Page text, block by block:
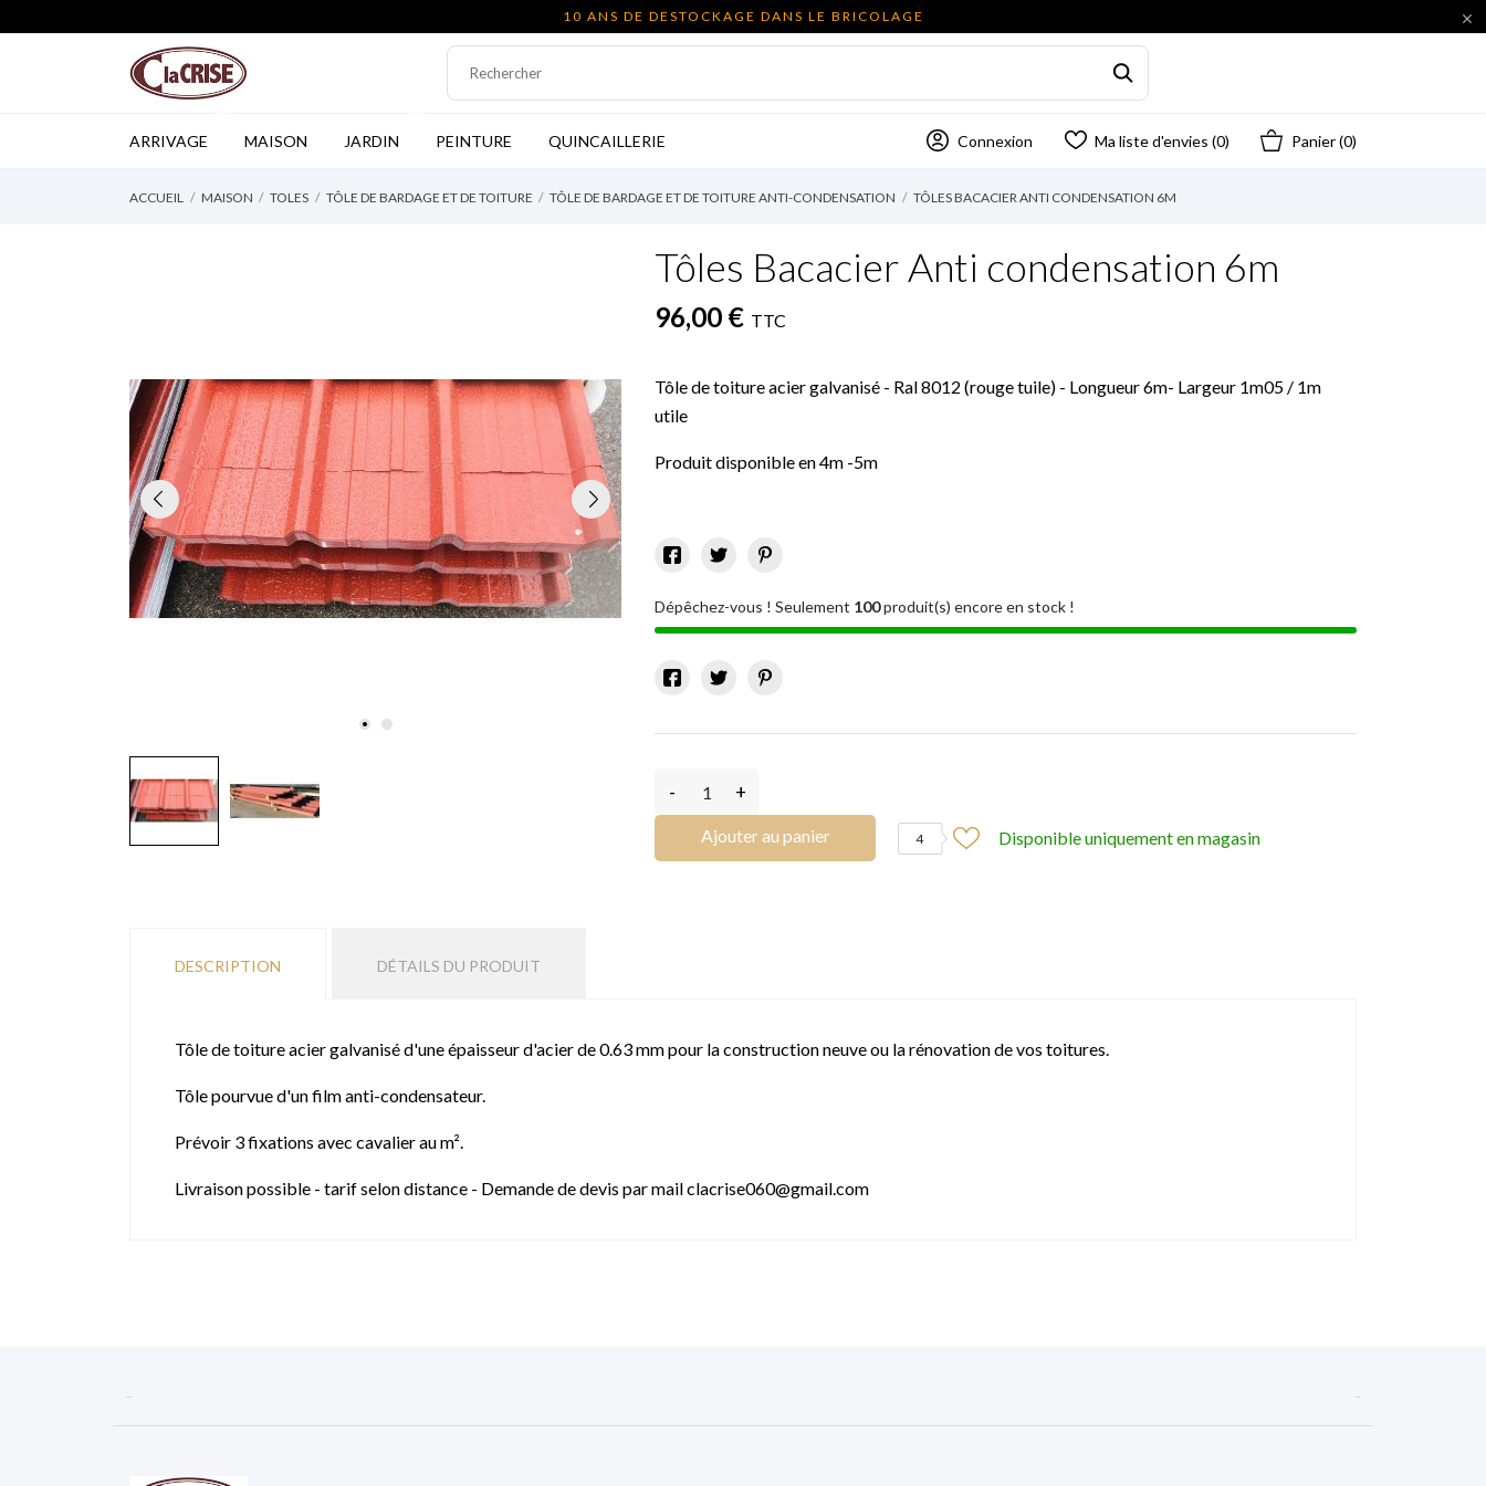
10 ANS DE DESTOCKAGE DANS LE BRICOLAGE 
ARRIVAGE MAISON JARDIN PEINTURE QUINCAILLERIE Connexion Ma liste d'envies (0) Panier(0)
ACCUEIL MAISON TOLES TÔLE DE BARDAGE ET DE TOITURE TÔLE DE BARDAGE ET DE TOITURE ANTI-CONDENSATION TÔLES BACACIER ANTI CONDENSATION 6M
Tôles Bacacier Anti condensation 6m
96,00 € TTC
Tôle de toiture acier galvanisé - Ral 8012 (rouge tuile) - Longueur 6m- Largeur 1m05 / 1m
utile
Produit disponible en 4m -5m
Dépêchez-vous ! Seulement 100produit(s) encore en stock !
- +
Ajouter au panier 4 Disponible uniquement en magasin
DESCRIPTION DÉTAILS DU PRODUIT
Tôle de toiture acier galvanisé d'une épaisseur d'acier de 0.63 mm pour la construction neuve ou la rénovation de vos toitures.
Tôle pourvue d'un film anti-condensateur.
Prévoir 3 fixations avec cavalier au m².
Livraison possible - tarif selon distance - Demande de devis par mail clacrise060@gmail.com
 